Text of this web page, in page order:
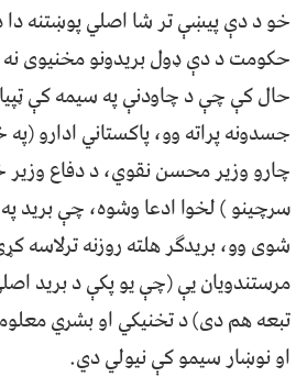
خو د دې پیښې تر شا اصلي پوښتنه
حکومت د دې ډول بریدونو مخنیوی
حال کې چې د چاودنې په سيمه کې
جسدونه پراته وو، پاکستاني ادارو
چارو وزیر محسن نقوي، د دفاع وزیر
سرچينو ) لخوا ادعا وشوه، چې بريد
شوی وو، بريدګر هلته روزنه ترلاسه
مرستندويان يې (چې يو پکې د بريد
تبعه هم دی) د تخنيکي او بشري
او نوښار سيمو کې نيولي دي.